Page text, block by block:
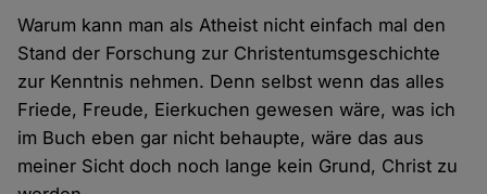
Warum kann man als Atheist nicht einfach mal den
Stand der Forschung zur Christentumsgeschichte
zur Kenntnis nehmen. Denn selbst wenn das alles
Friede, Freude, Eierkuchen gewesen wäre, was ich
im Buch eben gar nicht behaupte, wäre das aus
meiner Sicht doch noch lange kein Grund, Christ zu